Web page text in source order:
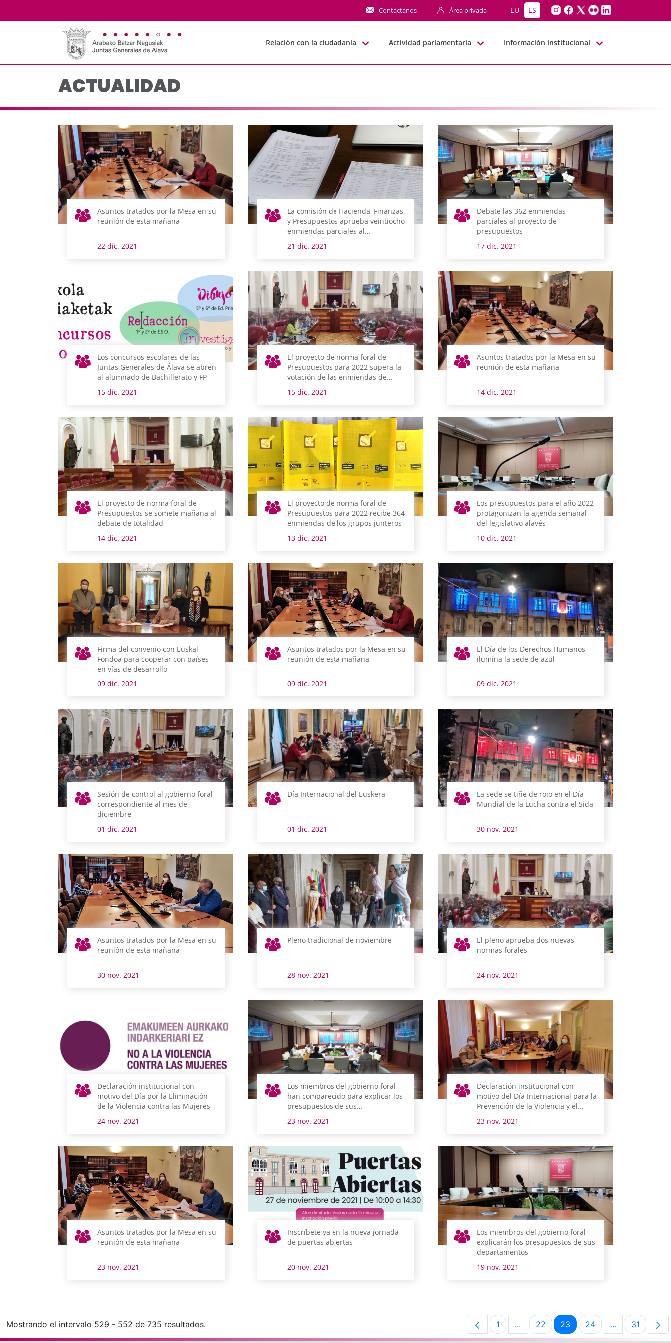
Contáctanos Área privada EU ES
Relación con la ciudadanía Actividad parlamentaria Información institucional
ACTUALIDAD
Asuntos tratados por la Mesa en su
reunión de esta mañana
22 dic. 2021
La comisión de Hacienda, Finanzas
y Presupuestos aprueba veintiocho
enmiendas parciales al
presupuesto de 2022
21 dic. 2021
Debate las 362 enmiendas
parciales al proyecto de
presupuestos
17 dic. 2021
Los concursos escolares de las
Juntas Generales de Álava se abren
al alumnado de Bachillerato y FP
15 dic. 2021
El proyecto de norma foral de
Presupuestos para 2022 supera la
votación de las enmiendas de
15 dic. 2021
Asuntos tratados por la Mesa en su
reunión de esta mañana
14 dic. 2021
El proyecto de norma foral de
Presupuestos se somete mañana al
debate de totalidad
14 dic. 2021
El proyecto de norma foral de
Presupuestos para 2022 recibe 364
enmiendas de los grupos junteros
13 dic. 2021
Los presupuestos para el año 2022
protagonizan la agenda semanal
del legislativo alavés
10 dic. 2021
Firma del convenio con Euskal
Fondoa para cooperar con países
en vías de desarrollo
09 dic. 2021
Asuntos tratados por la Mesa en su
reunión de esta mañana
09 dic. 2021
El Día de los Derechos Humanos
ilumina la sede de azul
09 dic. 2021
Sesión de control al gobierno foral
correspondiente al mes de
diciembre
01 dic. 2021
Día Internacional del Euskera
01 dic. 2021
La sede se tiñe de rojo en el Día
Mundial de la Lucha contra el Sida
30 nov. 2021
Asuntos tratados por la Mesa en su
reunión de esta mañana
30 nov. 2021
Pleno tradicional de noviembre
28 nov. 2021
El pleno aprueba dos nuevas
normas forales
24 nov. 2021
Declaración institucional con
motivo del Día por la Eliminación
de la Violencia contra las Mujeres
24 nov. 2021
Los miembros del gobierno foral
han comparecido para explicar los
presupuestos de sus
23 nov. 2021
Declaración institucional con
motivo del Día Internacional para la
Prevención de la Violencia y el
adolescentes
23 nov. 2021
Asuntos tratados por la Mesa en su
reunión de esta mañana
23 nov. 2021
Inscríbete ya en la nueva jornada
de puertas abiertas
20 nov. 2021
Los miembros del gobierno foral
explicarán los presupuestos de sus
departamentos
19 nov. 2021
Mostrando el intervalo 529 - 552 de 735 resultados. Página
1 ...Páginas intermedias Use TAB para
Página
22 Página
23 Página
24 ...PáginasPágina
31